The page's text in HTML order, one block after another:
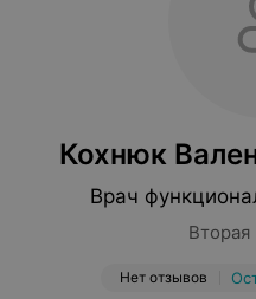
Кохнюк
Врач
Вторая
Нет отзывов